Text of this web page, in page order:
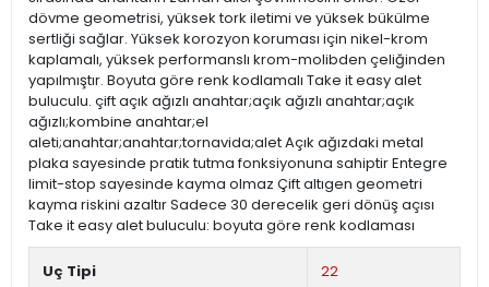
dövme geometrisi, yüksek tork iletimi ve yüksek bükülme
sertliği sağlar. Yüksek korozyon koruması için nikel-krom
kaplamalı, yüksek performanslı krom-molibden çeliğinden
yapılmıştır. Boyuta göre renk kodlamalı Take it easy alet
buluculu. çift açık ağızlı anahtar;açık ağızlı anahtar;açık
ağızlı;kombine anahtar;el
aleti;anahtar;anahtar;tornavida;alet Açık ağızdaki metal
plaka sayesinde pratik tutma fonksiyonuna sahiptir Entegre
limit-stop sayesinde kayma olmaz Çift altıgen geometri
kayma riskini azaltır Sadece 30 derecelik geri dönüş açısı
Take it easy alet buluculu: boyuta göre renk kodlaması
Uç Tipi 22